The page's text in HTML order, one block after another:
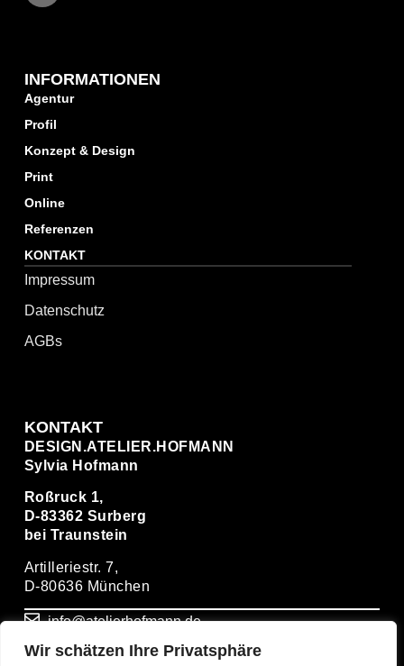
Wir schätzen Ihre Privatsphäre
INFORMATIONEN
Agentur
Profil
Konzept & Design
Print
Online
Referenzen
KONTAKT
Impressum
Datenschutz
AGBs
KONTAKT
DESIGN.ATELIER.HOFMANN
Sylvia Hofmann
Roßruck 1,
D-83362 Surberg
bei Traunstein
Artilleriestr. 7,
D-80636 München
info@atelierhofmann.de